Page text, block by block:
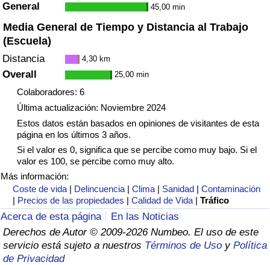
General 45,00 min
Media General de Tiempo y Distancia al Trabajo
(Escuela)
Distancia 4,30 km
Overall 25,00 min
Colaboradores: 6
Última actualización: Noviembre 2024
Estos datos están basados en opiniones de visitantes de esta
página en los últimos 3 años.
Si el valor es 0, significa que se percibe como muy bajo. Si el
valor es 100, se percibe como muy alto.
Más información:
Coste de vida | Delincuencia |Clima | Sanidad |Contaminación
| Precios de las propiedades |Calidad de Vida |Tráfico
Acerca de esta página
En las Noticias
Derechos de Autor © 2009-2026 Numbeo. El uso de este
servicio está sujeto a nuestros Términos de Uso y Política
de Privacidad
Tráfico
Índice de Tráfico
Índice de Tráfico (Actual)
Índice de Tráfico por País